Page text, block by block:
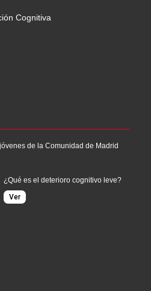
Cognitiva
de la Comunidad de Madrid
¿Qué es el deterioro cognitivo leve?
Ver